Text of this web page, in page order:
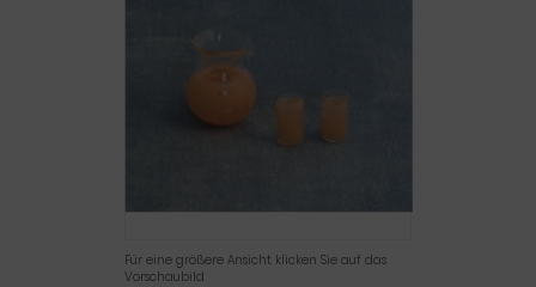
Für eine größere Ansicht klicken Sie auf das
Vorschaubild